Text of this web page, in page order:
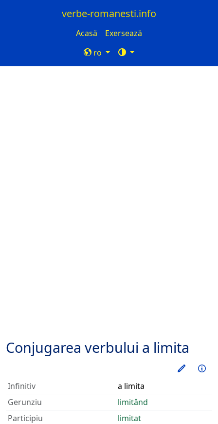
verbe-romanesti.info
Acasă
Exersează
ro
Conjugarea verbului a limita
Infinitiv
a limita
Gerunziu
limitând
Participiu
limitat